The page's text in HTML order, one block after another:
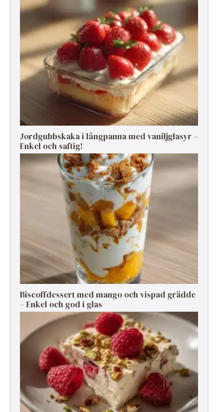
Jordgubbskaka i långpanna med vaniljglasyr –
Enkel och saftig!
Biscoffdessert med mango och vispad grädde
– Enkel och god i glas